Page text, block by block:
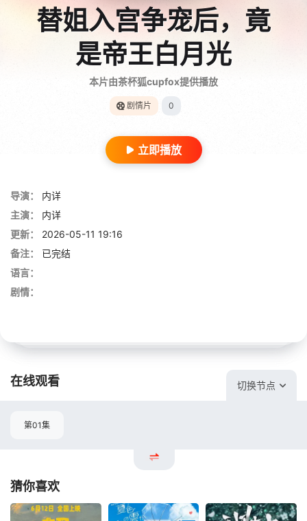
替姐入宫争宠后，竟
是帝王白月光
本片由茶杯狐cupfox提供播放
剧情片 0
立即播放
导演：
内详
主演：
内详
更新：
2026-05-11 19:16
备注：
已完结
语言：
剧情：
在线观看 切换节点
第01集
猜你喜欢